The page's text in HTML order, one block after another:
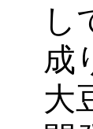
し
成
大